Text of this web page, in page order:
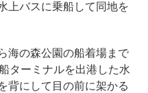
上バスに乗船して同地を
海の森公園の船着場まで
ターミナルを出港した水
背にして目の前に架かる